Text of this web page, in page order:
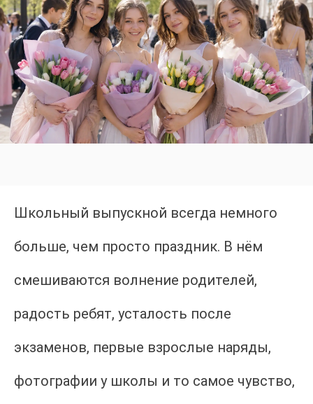
Школьный выпускной всегда немного
больше, чем просто праздник. В нём
смешиваются волнение родителей,
радость ребят, усталость после
экзаменов, первые взрослые наряды,
фотографии у школы и то самое чувство,